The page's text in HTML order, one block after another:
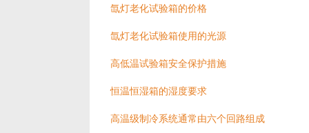
氙灯老化试验箱的价格
氙灯老化试验箱使用的光源
高低温试验箱安全保护措施
恒温恒湿箱的湿度要求
高温级制冷系统通常由六个回路组成